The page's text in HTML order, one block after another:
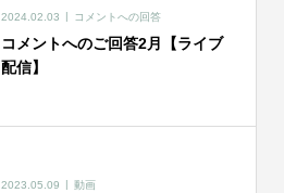
2024.02.03 コメントへの回答
コメントへのご回答2月【ライブ
配信】
2023.05.09 動画